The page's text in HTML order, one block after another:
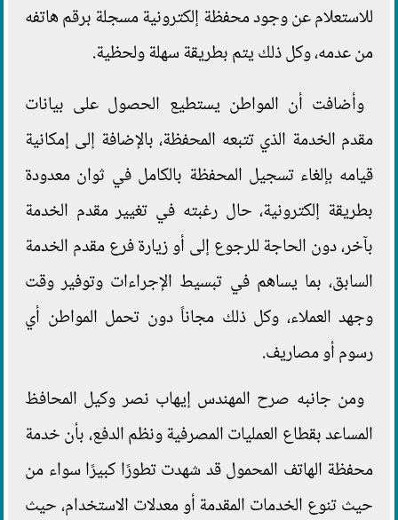
للاستعلام عن وجود محفظة إلكترونية مسجلة برقم هاتفه
من عدمه، وكل ذلك يتم بطريقة سهلة ولحظية.
وأضافت أن المواطن يستطيع الحصول على بيانات
مقدم الخدمة الذي تتبعه المحفظة، بالإضافة إلى إمكانية
قيامه بإلغاء تسجيل المحفظة بالكامل في ثوان معدودة
بطريقة إلكترونية، حال رغبته في تغيير مقدم الخدمة
بآخر، دون الحاجة للرجوع إلى أو زيارة فرع مقدم الخدمة
السابق، بما يساهم في تبسيط الإجراءات وتوفير وقت
وجهد العملاء، وكل ذلك مجاناً دون تحمل المواطن أي
رسوم أو مصاريف.
ومن جانبه صرح المهندس إيهاب نصر وكيل المحافظ
المساعد بقطاع العمليات المصرفية ونظم الدفع، بأن خدمة
محفظة الهاتف المحمول قد شهدت تطورًا كبيرًا سواء من
حيث تنوع الخدمات المقدمة أو معدلات الاستخدام، حيث